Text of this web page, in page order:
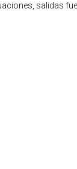
salidas